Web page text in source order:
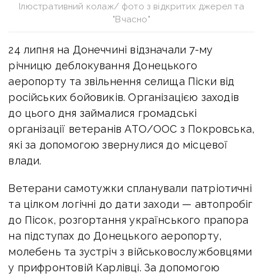
Ілюстративний колаж/ фото з відкритих джерел та
"Вчасно"
24 липня на Донеччині відзначали 7-му
річницю деблокування Донецького
аеропорту та звільнення селища Піски від
російських бойовиків. Організацією заходів
до цього дня займалися громадські
організації ветеранів АТО/ООС з Покровська,
які за допомогою звернулися до місцевої
влади.
Ветерани самотужки спланували патріотичні
та цілком логічні до дати заходи — автопробіг
до Пісок, розгортання українського прапора
на підступах до Донецького аеропорту,
молебень та зустріч з військовослужбовцями
у прифронтовій Карлівці. За допомогою